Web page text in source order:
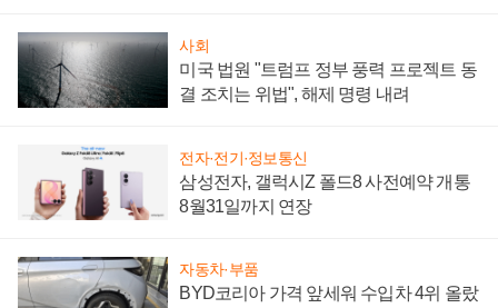
사회
미국 법원 "트럼프 정부 풍력 프로젝트 동
결 조치는 위법", 해제 명령 내려
전자·전기·정보통신
삼성전자, 갤럭시Z 폴드8 사전예약 개통
8월31일까지 연장
자동차·부품
BYD코리아 가격 앞세워 수입차 4위 올랐